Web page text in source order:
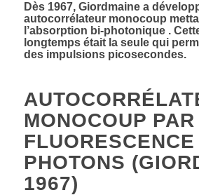
Dès 1967, Giordmaine a
autocorrélateur monocoup
l’absorption bi-photonique .
longtemps était la seule qui
des impulsions picosecondes.
MONOCOUP PAR
PHOTONS
1967)